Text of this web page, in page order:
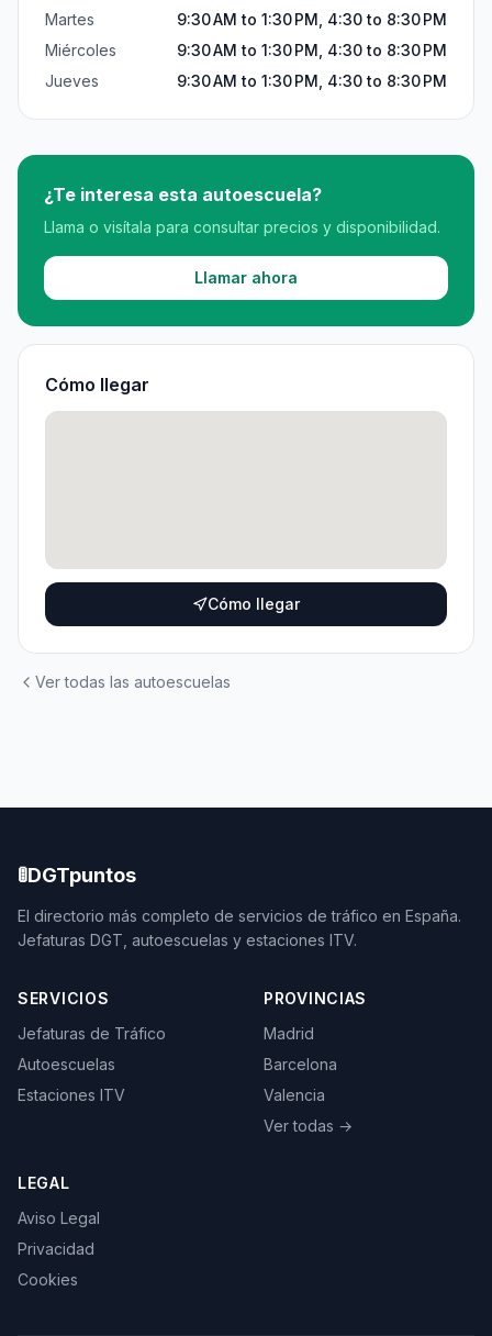
Martes
9:30 AM to 1:30 PM, 4:30 to 8:30 PM
Miércoles
9:30 AM to 1:30 PM, 4:30 to 8:30 PM
Jueves
9:30 AM to 1:30 PM, 4:30 to 8:30 PM
¿Te interesa esta autoescuela?
Llama o visítala para consultar precios y disponibilidad.
Llamar ahora
Cómo llegar
Cómo llegar
Ver todas las autoescuelas
🚦DGTpuntos
El directorio más completo de servicios de tráfico en España.
Jefaturas DGT, autoescuelas y estaciones ITV.
SERVICIOS
Jefaturas de Tráfico
Autoescuelas
Estaciones ITV
PROVINCIAS
Madrid
Barcelona
Valencia
Ver todas →
LEGAL
Aviso Legal
Privacidad
Cookies